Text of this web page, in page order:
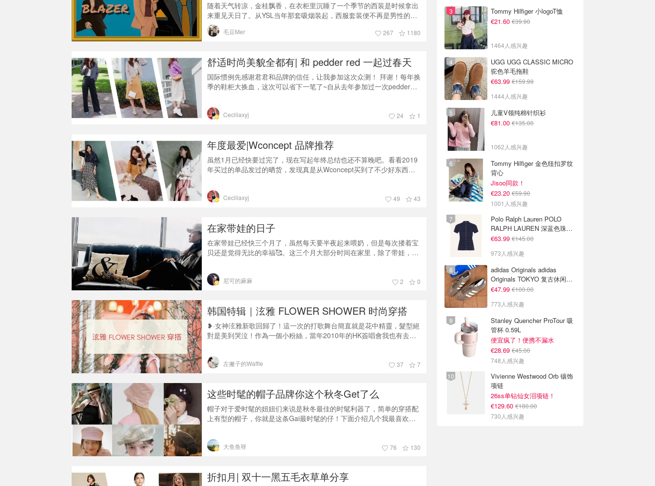
随着天气转凉，金桂飘香，在衣柜里沉睡了一个季节的西装是时候拿出
来重见天日了。从YSL当年那套吸烟装起，西服套装便不再是男性的专
宠，也成为了每个女性衣柜里的必备单品之一。不过在街头风盛行的今
天，时髦精们都在想法设法玩各种混搭，配球鞋，配slip dress，总之，
式西装的标
毛豆mer 267 1180
舒适时尚美貌全都有| 和 pedder red 一起过春天
国际惯例先感谢君君和品牌的信任，让我参加这次众测！ 拜谢！每年换
季的鞋柜大换血，这次可以省下一笔了~自从去年参加过一次pedder
Red) ,隶属于连卡佛集团旗下的pedder集团，鞋子全部在意大利制造，
可谓出身名门，做工精良，配上轻奢品牌的价格，有什么理由不来试一
Ceciliaxyj 24 1
年度最爱|Wconcept 品牌推荐
虽然1月已经快要过完了，现在写起年终总结也还不算晚吧。看看2019
年买过的单品发过的晒货，发现真是从Wconcept买到了不少好东西。
手。今天就来推荐一下我自己非常喜欢的也是19年入手过很多次的品
牌。Anderson Bell这是我很喜欢的Sandra Oh给Anderson Bell和Net A
Ceciliaxyj 49 43
在家带娃的日子
在家带娃已经快三个月了，虽然每天要半夜起来喂奶，但是每次搂着宝
贝还是觉得无比的幸福🥰。这三个月大部分时间在家里，除了带娃，还
啊😂 一早起来喂了奶，趁着宝贝睡觉的功夫赶紧把自己收拾好！现在
有了宝贝，梳洗打扮的时间必须得高效率了！有时躺在床上就得想好第
尼可的麻麻 2 0
韩国特辑｜泫雅 FLOWER SHOWER 时尚穿搭
❥·女神泫雅新歌回歸了！這一次的打歌舞台簡直就是花中精靈，髮型絕
對是美到哭泣！作為一個小粉絲，當年2010年的HK簽唱會我也有去
加好，這次回歸絕對無條件支持！ 😭❥·這一次的回歸可以說是從頭到
腳都可以看得出今年秋冬的流行！😍❥·這次FLOWER SHOWER回歸泫
左撇子的Waffle 37 7
这些时髦的帽子品牌你这个秋冬Get了么
帽子对于爱时髦的妞妞们来说是秋冬最佳的时髦利器了，简单的穿搭配
上有型的帽子，你就是这条Gai最时髦的仔！下面介绍几个我最喜欢的
悉，但我还是先写它是因为 Brinxton是我知道的帽子品牌里帽型最全款
式最全！颜色最多！材质最丰富的了！男生女生的款式都很全，从夏天
大鱼鱼呀 76 130
折扣月| 双十一黑五毛衣草单分享
Tommy Hilfiger 小logoT恤
€21.60 €39.90
1464人感兴趣
UGG UGG CLASSIC MICRO
驼色羊毛拖鞋
€63.99 €159.99
1444人感兴趣
儿童V领纯棉针织衫
€81.00 €135.00
1062人感兴趣
Tommy Hilfiger 金色纽扣罗纹
背心
Jisoo同款！
€23.20 €59.90
1001人感兴趣
Polo Ralph Lauren POLO
RALPH LAUREN 深蓝色珠地
布 Polo衫
€63.99 €145.00
973人感兴趣
adidas Originals adidas
Originals TOKYO 复古休闲鞋
深棕色
€47.99 €100.00
773人感兴趣
Stanley Quencher ProTour 吸
管杯 0.59L
便宜疯了！便携不漏水
€28.69 €45.00
748人感兴趣
Vivienne Westwood Orb 镶饰
项链
26ss单钻仙女泪项链！
€129.60 €180.00
730人感兴趣